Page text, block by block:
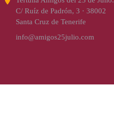
C/ Ruíz de Padrón, 3 · 38002
Santa Cruz de Tenerife
info@amigos25julio.com